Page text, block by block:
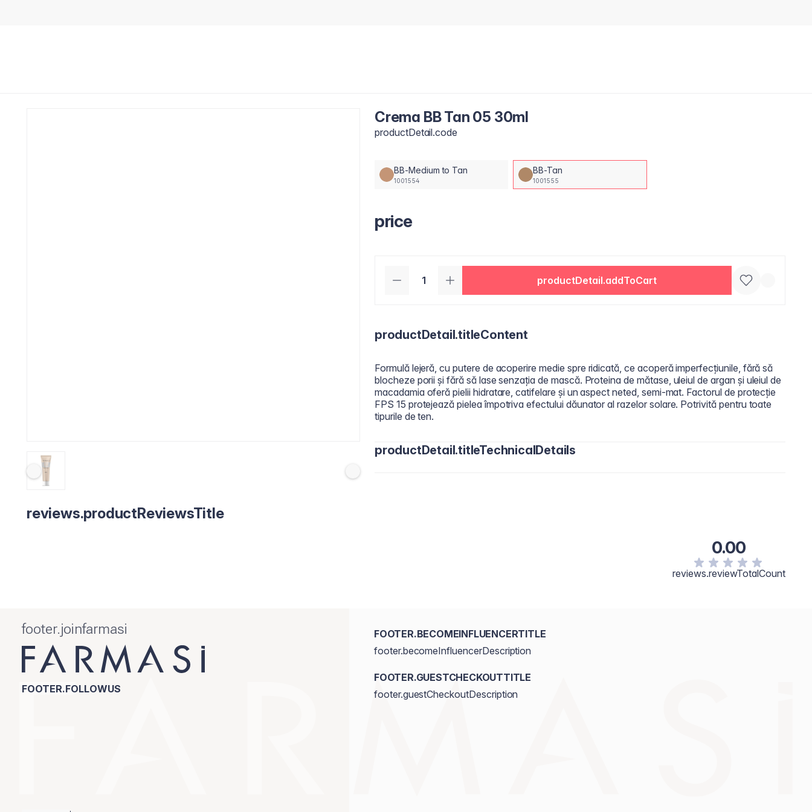
Crema BB Tan 05 30ml
productDetail.code
BB-Medium to Tan
1001554
BB-Tan
1001555
price
productDetail.addToCart
productDetail.titleContent
Formulă lejeră, cu putere de acoperire medie spre ridicată, ce acoperă imperfecțiunile, fără să
blocheze porii și fără să lase senzația de mască. Proteina de mătase, uleiul de argan și uleiul de
macadamia oferă pielii hidratare, catifelare și un aspect neted, semi-mat. Factorul de protecție
FPS 15 protejează pielea împotriva efectului dăunator al razelor solare. Potrivită pentru toate
tipurile de ten.
productDetail.titleTechnicalDetails
Polymethylsilsesquioxane, Jojoba Esters, Tocopherol, Tocopheryl Acetate, Ethylhexylglycerin,
Triethoxycaprylylsilane, Fragrance. [+/- May Contain: Titanium Dioxide/77891, Iron Oxides/CI
reviews.productReviewsTitle
0.00
reviews.reviewTotalCount
footer.joinfarmasi
FOOTER.FOLLOWUS
FOOTER.BECOMEINFLUENCERTITLE
footer.becomeInfluencerDescription
FOOTER.GUESTCHECKOUTTITLE
footer.guestCheckoutDescription